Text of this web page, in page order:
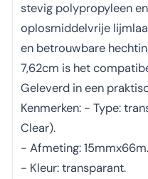
stevig polypropyleen
oplosmiddelvrije
en betrouwbare
7,62cm is het
Geleverd in een
Kenmerken: - Type:
Clear).
- Afmeting: 15mmx66m.
- Kleur: transparant.